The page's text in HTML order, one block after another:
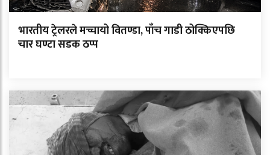
भारतीय ट्रेलरले मच्चायो वितण्डा, पाँच गाडी ठोक्किएपछि
चार घण्टा सडक ठप्प